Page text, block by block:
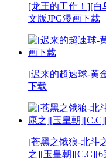
[龙王的工作！][白
文版JPG漫画下载
[迟来的超速球-黄
下载
[苍黑之饿狼-北斗
之][玉皇朝][C.C][6